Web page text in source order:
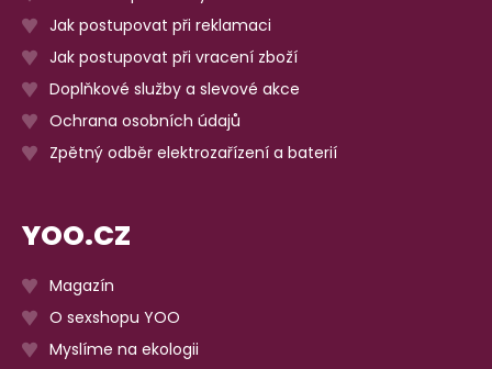
Jak postupovat při reklamaci
Jak postupovat při vracení zboží
Doplňkové služby a slevové akce
Ochrana osobních údajů
Zpětný odběr elektrozařízení a baterií
YOO.CZ
Magazín
O sexshopu YOO
Myslíme na ekologii